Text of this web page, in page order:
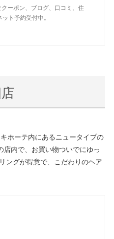
ーポン、ブログ、口コミ、住
ト予約受付中。
ホーテ内にあるニュータイプの
内で、お買い物ついでにゆっ
ングが得意で、こだわりのヘア